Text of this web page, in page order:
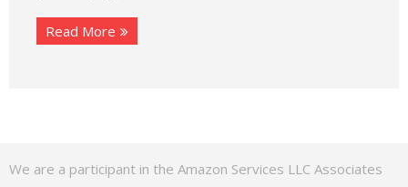
Read More
We are a participant in the Amazon Services LLC Associates